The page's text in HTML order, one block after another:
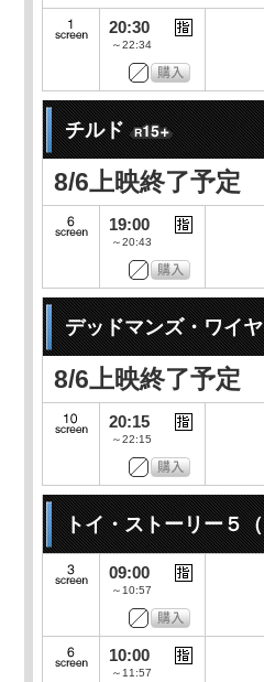
20:30
～22:34
チルド
8/6上映終了予定
19:00
～20:43
デッドマンズ・ワイ
8/6上映終了予定
20:15
～22:15
トイ・ストーリー５
09:00
～10:57
10:00
～11:57